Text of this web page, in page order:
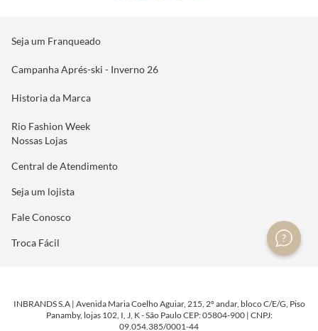
Seja um Franqueado
Campanha Aprés-ski - Inverno 26
Historia da Marca
Rio Fashion Week
Nossas Lojas
Central de Atendimento
Seja um lojista
Fale Conosco
Troca Fácil
INBRANDS S.A | Avenida Maria Coelho Aguiar, 215, 2º andar, bloco C/E/G, Piso
Panamby, lojas 102, I, J, K - São Paulo CEP: 05804-900 | CNPJ:
09.054.385/0001-44